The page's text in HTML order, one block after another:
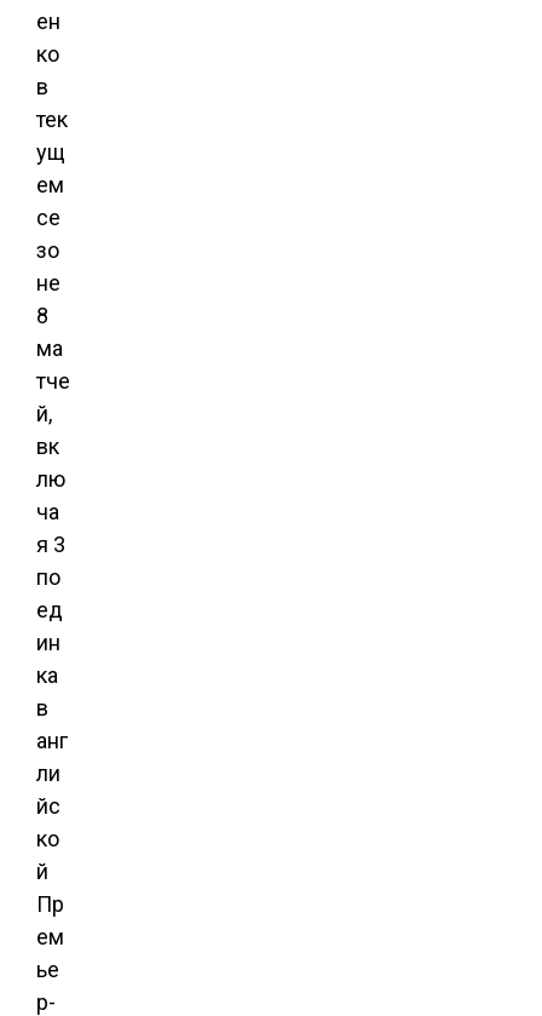
ен
ко
в
тек
ущ
ем
се
зо
не
8
ма
тче
й,
вк
лю
ча
я 3
по
ед
ин
ка
в
анг
ли
йс
ко
й
Пр
ем
ье
р-